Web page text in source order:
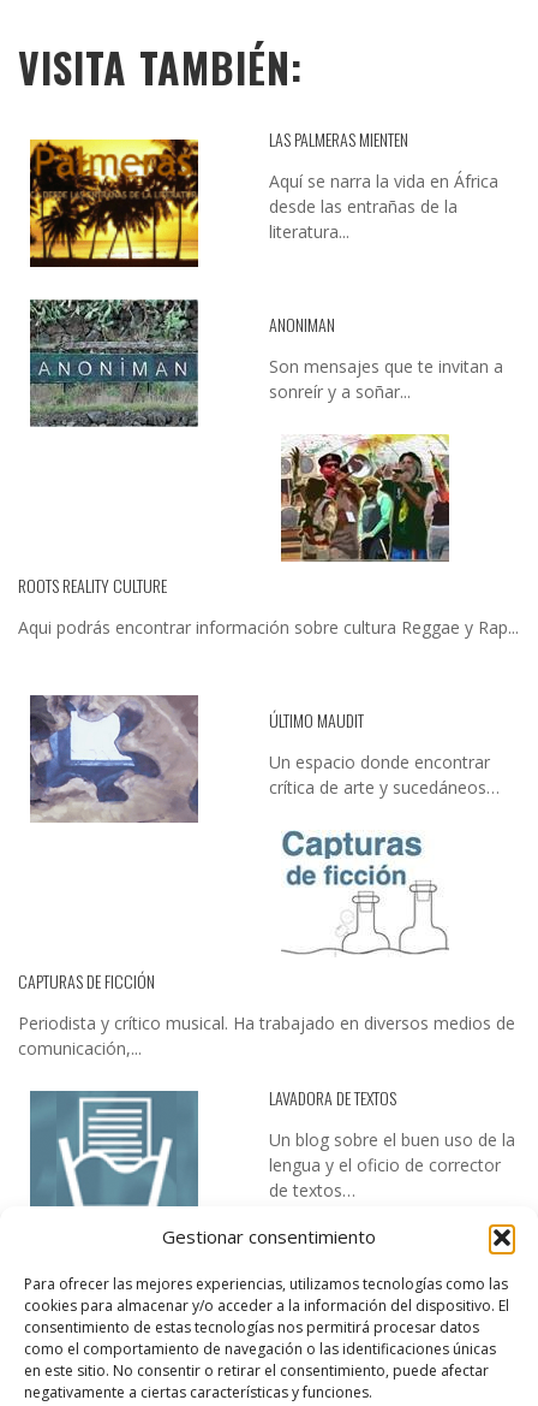
Gestionar consentimiento
Para ofrecer las mejores experiencias, utilizamos tecnologías como las
cookies para almacenar y/o acceder a la información del dispositivo. El
consentimiento de estas tecnologías nos permitirá procesar datos
como el comportamiento de navegación o las identificaciones únicas
en este sitio. No consentir o retirar el consentimiento, puede afectar
negativamente a ciertas características y funciones.
VISITA TAMBIÉN:
LAS PALMERAS MIENTEN
Aquí se narra la vida en África
desde las entrañas de la
literatura...
ANONIMAN
Son mensajes que te invitan a
sonreír y a soñar...
ROOTS REALITY CULTURE
Aqui podrás encontrar información sobre cultura Reggae y Rap...
ÚLTIMO MAUDIT
Un espacio donde encontrar
crítica de arte y sucedáneos…
CAPTURAS DE FICCIÓN
Periodista y crítico musical. Ha trabajado en diversos medios de
comunicación,...
LAVADORA DE TEXTOS
Un blog sobre el buen uso de la
lengua y el oficio de corrector
de textos…
DESIREE MARTÍN